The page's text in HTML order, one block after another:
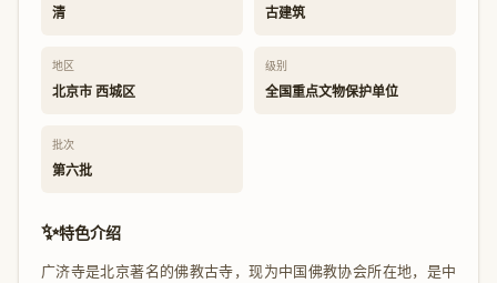
清 古建筑
地区
北京市 西城区
级别
全国重点文物保护单位
批次
第六批
✨特色介绍
广济寺是北京著名的佛教古寺，现为中国佛教协会所在地，是中